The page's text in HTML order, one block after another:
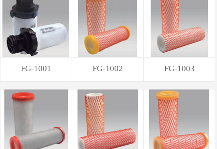
FG-1001 FG-1002 FG-1003